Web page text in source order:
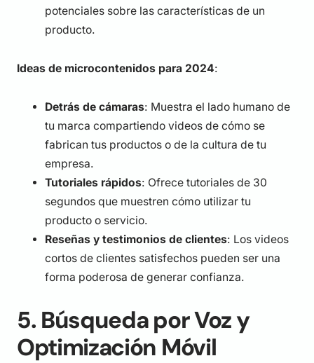
potenciales sobre las características de un
producto.
Ideas de microcontenidos para 2024:
Detrás de cámaras: Muestra el lado humano de
tu marca compartiendo videos de cómo se
fabrican tus productos o de la cultura de tu
empresa.
Tutoriales rápidos: Ofrece tutoriales de 30
segundos que muestren cómo utilizar tu
producto o servicio.
Reseñas y testimonios de clientes: Los videos
cortos de clientes satisfechos pueden ser una
forma poderosa de generar confianza.
5. Búsqueda por Voz y
Optimización Móvil